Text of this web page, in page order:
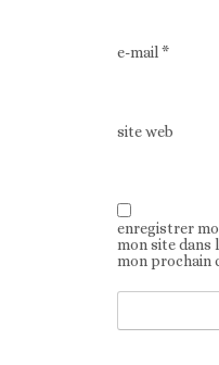
e-mail*
site web
enregistrer
mon site dans
mon prochain